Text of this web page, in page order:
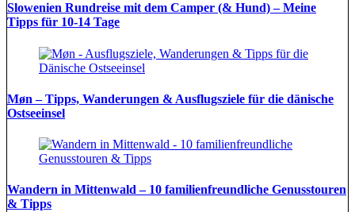
Slowenien Rundreise mit dem Camper (& Hund) – Meine
Tipps für 10-14 Tage
Møn – Tipps, Wanderungen & Ausflugsziele für die dänische
Ostseeinsel
Wandern in Mittenwald – 10 familienfreundliche Genusstouren
& Tipps